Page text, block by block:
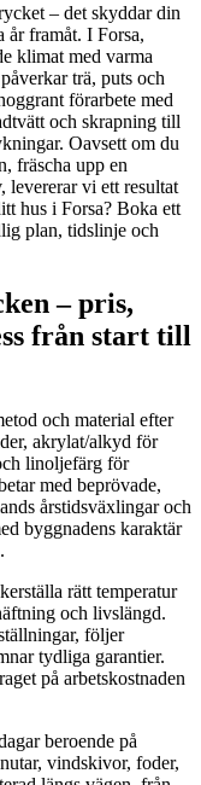
– det skyddar din
år framåt. I Forsa,
klimat med varma
trä, puts och
förarbete med
och skrapning till
Oavsett om du
fräscha upp en
levererar vi ett resultat
hus i Forsa? Boka ett
plan, tidslinje och
– pris,
från start till
och material efter
akrylat/alkyd för
linoljefärg för
med beprövade,
årstidsväxlingar och
byggnadens karaktär
rätt temperatur
och livslängd.
följer
tydliga garantier.
på arbetskostnaden
beroende på
vindskivor, foder,